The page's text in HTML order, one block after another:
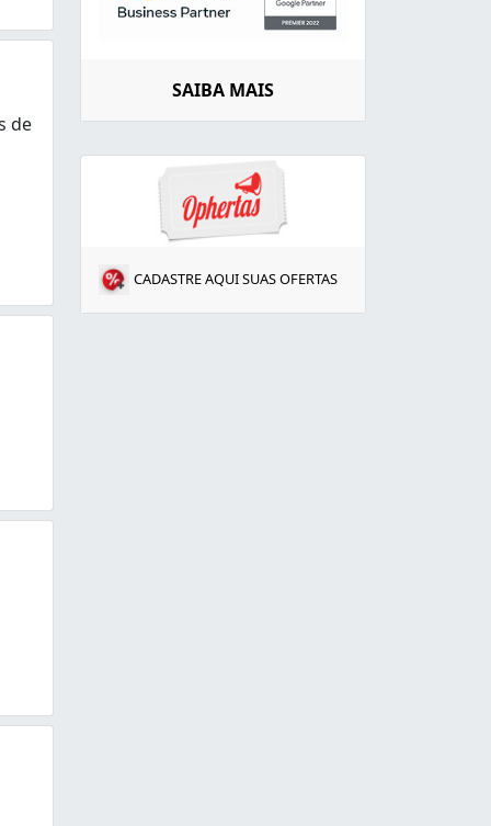
de
de nos apresentar para você. Estamos no mercado
SAIBA MAIS
CADASTRE AQUI SUAS OFERTAS